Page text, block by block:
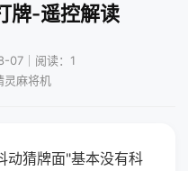
牌-遥控解读
07｜阅读：1
灵麻将机
动猜牌面"基本没有科